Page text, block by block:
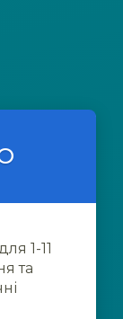
1-11
та